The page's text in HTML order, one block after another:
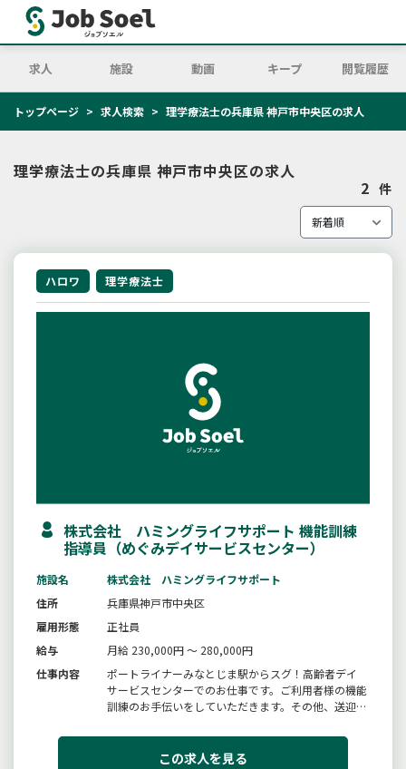
求人 施設 動画 キープ 閲覧履歴
トップページ 求人検索 理学療法士の兵庫県 神戸市中央区の求人
理学療法士の兵庫県 神戸市中央区の求人
2 件
ハロワ 理学療法士
株式会社 ハミングライフサポート 機能訓練
指導員（めぐみデイサービスセンター）
施設名
株式会社 ハミングライフサポート
住所
兵庫県神戸市中央区
雇用形態
正社員
給与
月給 230,000円 ～ 280,000円
仕事内容
ポートライナーみなとじま駅からスグ！高齢者デイ
サービスセンターでのお仕事です。ご利用者様の機能
訓練のお手伝いをしていただきます。その他、送迎な
ムなサービスを目指し、若いスタッフを中心に明るく
元気に仕事をしています。主体的に働ける環境です。
この求人を見る